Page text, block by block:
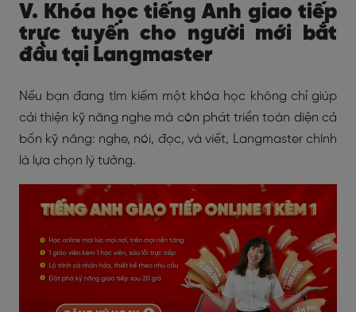
V. Khóa học tiếng Anh giao tiếp
trực tuyến cho người mới bắt
đầu tại Langmaster
Nếu bạn đang tìm kiếm một khóa học không chỉ giúp
cải thiện kỹ năng nghe mà còn phát triển toàn diện cả
bốn kỹ năng: nghe, nói, đọc, và viết, Langmaster chính
là lựa chọn lý tưởng.